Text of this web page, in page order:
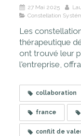
27 Mai 2025
Constellation
Les
thérapeutique
ont trouvé leur
l'entreprise,
collaboration
france
conflit de